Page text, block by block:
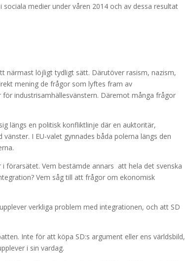
medier under våren 2014 och av dessa resultat
närmast löjligt tydligt sätt. Därutöver rasism, nazism,
mening de frågor som lyftes fram av
industrisamhällesvänstern. Däremot många frågor
längs en politisk konfliktlinje där en auktoritär,
I EU-valet gynnades båda polerna längs den
förarsätet. Vem bestämde annars att hela det svenska
Vem såg till att frågor om ekonomisk
verkliga problem med integrationen, och att SD
Inte för att köpa SD:s argument eller ens världsbild,
i sin vardag.